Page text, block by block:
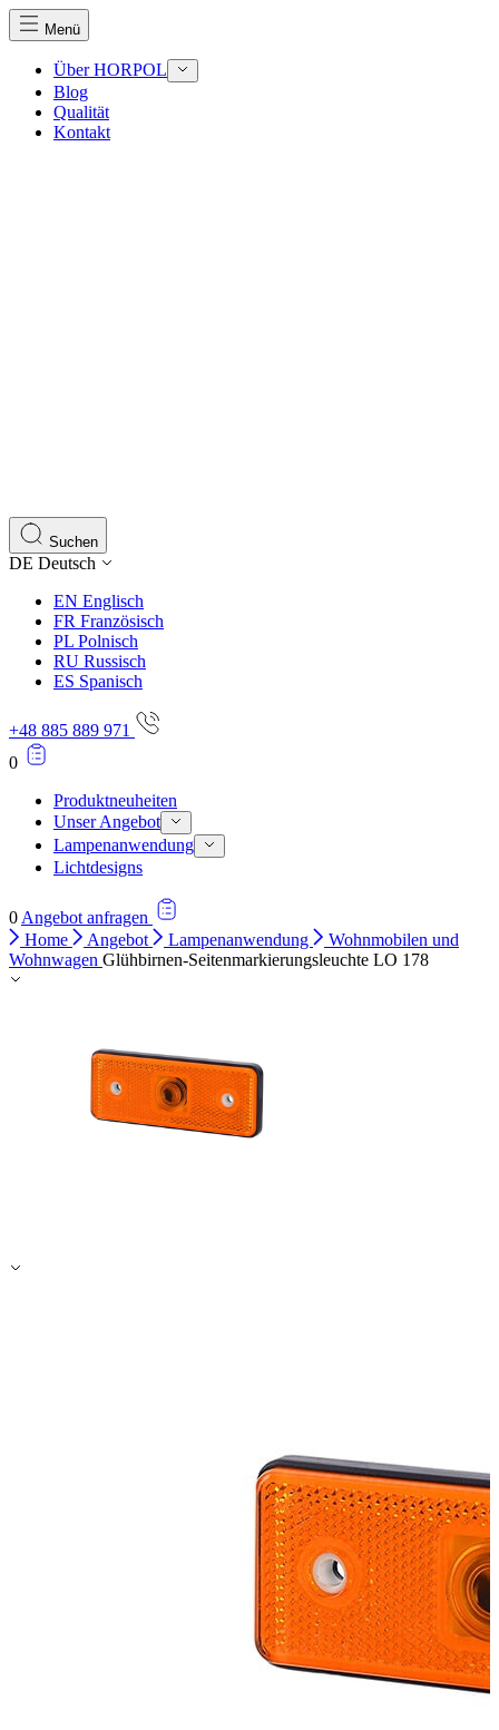
Menü
Über HORPOL
Blog
Qualität
Kontakt
Suchen
DE Deutsch
EN Englisch
FR Französisch
PL Polnisch
RU Russisch
ES Spanisch
+48 885 889 971
0
Produktneuheiten
Unser Angebot
Lampenanwendung
Lichtdesigns
0 Angebot anfragen
Home
Angebot Lampenanwendung
Wohnmobilen und
Wohnwagen Glühbirnen-Seitenmarkierungsleuchte LO 178
Marketing-Cookies werden verwendet, um Benutzer
einzelnen Benutzer relevant und ansprechend sind und
Nicht kategorisiert.
Andere nicht kategorisierte Cookies sind solche, die